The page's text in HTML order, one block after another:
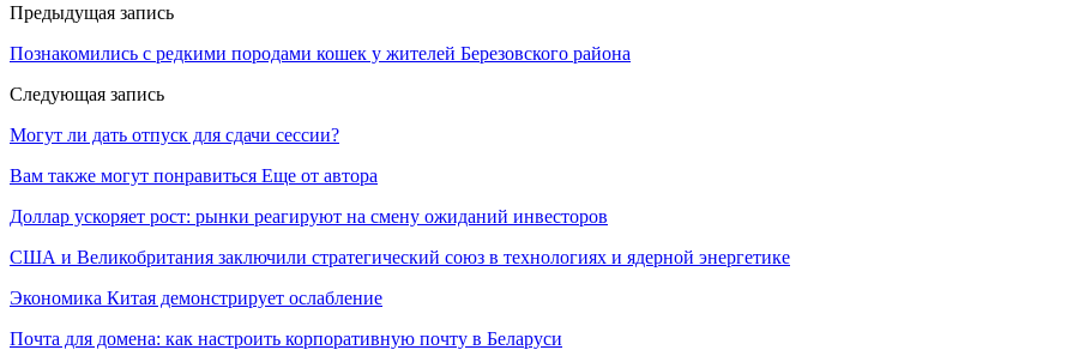
Предыдущая запись
Познакомились с редкими породами кошек у жителей Березовского района
Следующая запись
Могут ли дать отпуск для сдачи сессии?
Вам также могут понравиться Еще от автора
Доллар ускоряет рост: рынки реагируют на смену ожиданий инвесторов
США и Великобритания заключили стратегический союз в технологиях и ядерной энергетике
Экономика Китая демонстрирует ослабление
Почта для домена: как настроить корпоративную почту в Беларуси